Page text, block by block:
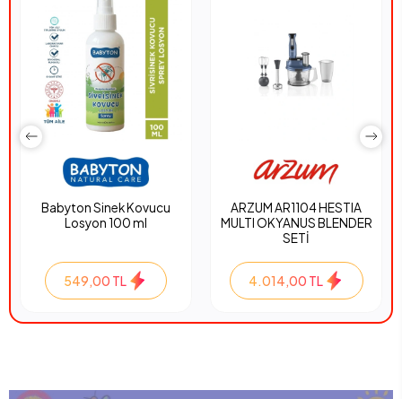
Babyton Sinek Kovucu
Losyon 100 ml
549,00 TL
ARZUM AR1104 HESTIA
MULTI OKYANUS BLENDER
SETİ
4.014,00 TL